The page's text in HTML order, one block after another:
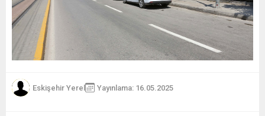
Eskişehir Yerel Yayınlama: 16.05.2025